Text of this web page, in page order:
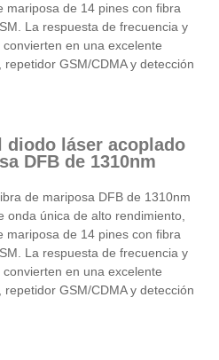
mariposa de 14 pines con fibra
La respuesta de frecuencia y
en una excelente
GSM/CDMA y detección
diodo láser acoplado
DFB de 1310nm
de mariposa DFB de 1310nm
onda única de alto rendimiento,
mariposa de 14 pines con fibra
La respuesta de frecuencia y
en una excelente
GSM/CDMA y detección